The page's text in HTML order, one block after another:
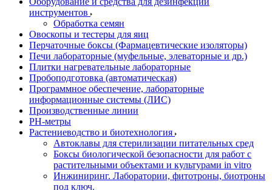
инструментов
Обработка семян
Овоскопы и тестеры для яиц
Перчаточные боксы (Фармацевтические изоляторы)
Печи лабораторные (муфельные, элеваторные и др.)
Плитки нагревательные лабораторные
Пробоподготовка (автоматическая)
Программное обеспечение, лабораторные
информационные системы (ЛИС)
Производственные линии
РH-метры
Растениеводство и биотехнология
Автоклавы для стерилизации питательных сред
Боксы биологической безопасности для работ с
растительными объектами и культурами in vitro
Инжиниринг. Лаборатории, фитотроны, биотроны
под ключ.